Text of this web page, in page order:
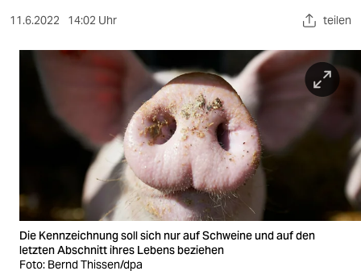
berlin
nord
wahrheit
veranstaltungen
shop
fragen & hilfe
11.6.2022 14:02 Uhr teilen
Die Kennzeichnung soll sich nur auf Schweine und auf den
letzten Abschnitt ihres Lebens beziehen
Foto: Bernd Thissen/dpa